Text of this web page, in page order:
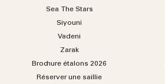
Sea TheStars
Siyouni
Vadeni
Zarak
Brochure étalons 2026
Réserver une saillie